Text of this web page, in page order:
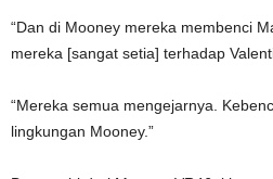
“Dan di Mooney mereka membenci
mereka [sangat setia] terhadap
“Mereka semua mengejarnya.
lingkungan Mooney.”